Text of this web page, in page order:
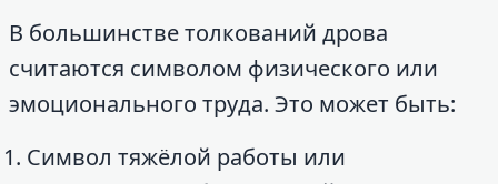
В большинстве толкований дрова
считаются символом физического или
эмоционального труда. Это может быть:
Символ тяжёлой работы или